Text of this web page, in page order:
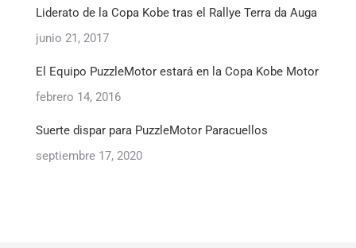
Liderato de la Copa Kobe tras el Rallye Terra da Auga
junio 21, 2017
El Equipo PuzzleMotor estará en la Copa Kobe Motor
febrero 14, 2016
Suerte dispar para PuzzleMotor Paracuellos
septiembre 17, 2020